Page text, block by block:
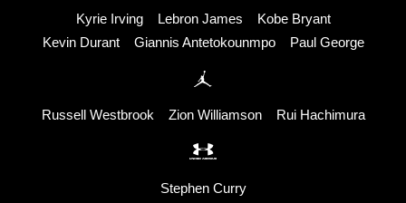
Kyrie Irving Lebron James
Kobe Bryant
Kevin Durant
Giannis Antetokounmpo Paul George
Russell Westbrook Zion Williamson Rui Hachimura
Stephen Curry